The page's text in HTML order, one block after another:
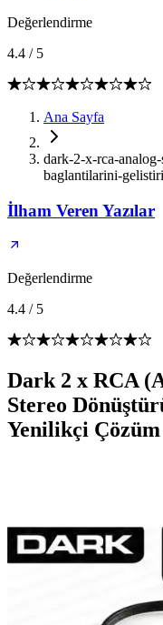
Değerlendirme
4.4 / 5
Ana Sayfa
dark-2-x-rca-
baglantilarini-
İlham Veren Yazılar
Değerlendirme
4.4 / 5
Dark 2 x RCA
Stereo
Yenilikçi Çözüm